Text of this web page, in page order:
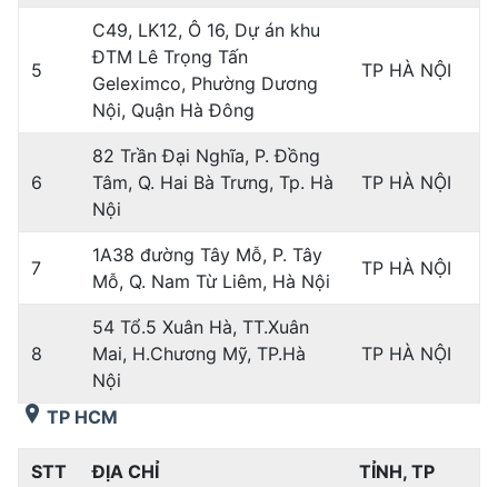
5
C49, LK12, Ô 16, Dự án khu
ĐTM Lê Trọng Tấn
Geleximco, Phường Dương
Nội, Quận Hà Đông
TP HÀ NỘI
6
82 Trần Đại Nghĩa, P. Đồng
Tâm, Q. Hai Bà Trưng, Tp. Hà
Nội
TP HÀ NỘI
7
1A38 đường Tây Mỗ, P. Tây
Mỗ, Q. Nam Từ Liêm, Hà Nội
TP HÀ NỘI
8
54 Tổ.5 Xuân Hà, TT.Xuân
Mai, H.Chương Mỹ, TP.Hà
Nội
TP HÀ NỘI
TP HCM
STT ĐỊA CHỈ TỈNH, TP